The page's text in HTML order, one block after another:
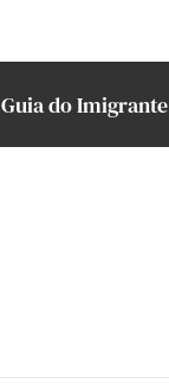
Guia do Imigrante